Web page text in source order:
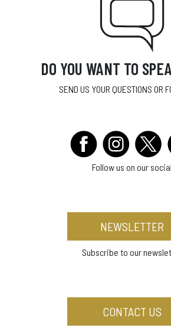
DO YOU WANT TO
SEND US YOUR QUESTIONS OR
Follow us on our social
NEWSLETTER
Subscribe to our
CONTACT US